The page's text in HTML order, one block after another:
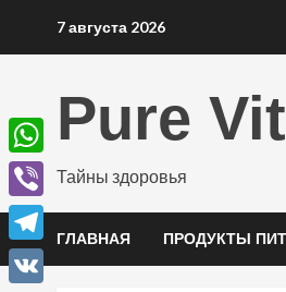
7 августа 2026
Pure
Тайны здоровья
ГЛАВНАЯ ПРОДУКТЫ
WhatsApp
Viber
Telegram